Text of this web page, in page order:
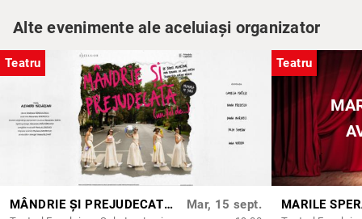
Regia și muzica: Eduard Petru Jighirgiu
Decorul și costumele: Maria Nicola
Coregrafia: Judith State
Video design: Cristian Niculescu și Luca
Antrenament vocal: Claudia Măru Hanghiuc
Durata spectacolului: 1h
Alte evenimente ale aceluiași organizator
Teatru
MÂNDRIE ȘI PREJUDECATĂ (UN FEL DE) Mar, 15 sept.
Teatru